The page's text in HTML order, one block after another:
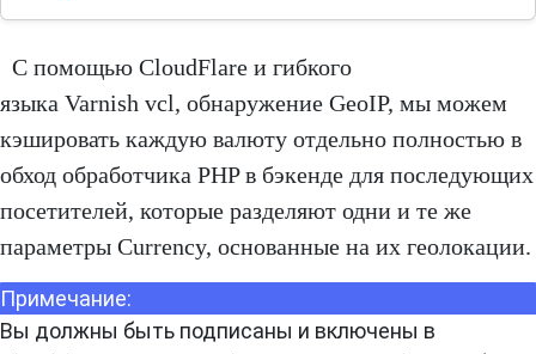
С помощью CloudFlare и гибкого
языка Varnish vcl, обнаружение GeoIP, мы можем
кэшировать каждую валюту отдельно полностью в
обход обработчика PHP в бэкенде для последующих
посетителей, которые разделяют одни и те же
параметры Currency, основанные на их геолокации.
Примечание:
Вы должны быть подписаны и включены в